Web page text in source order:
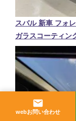
スバル 新車 フォ
ガラスコーティン
webお問い合わせ